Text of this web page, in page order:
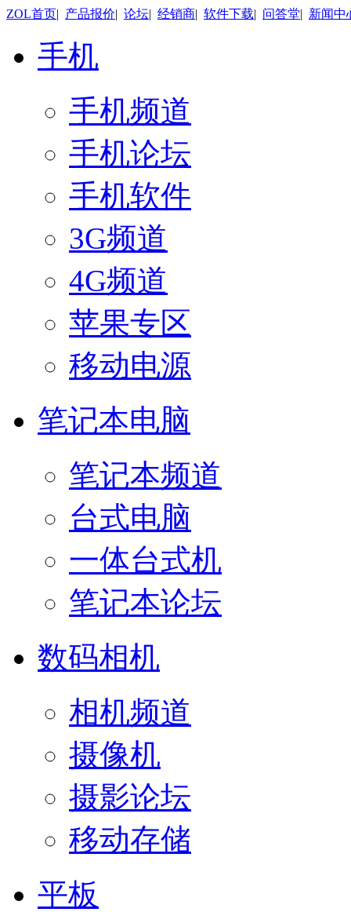
ZOL首页| 产品报价| 论坛| 经销商| 软件下载| 问答堂| 新闻中
手机
手机频道
手机论坛
手机软件
3G频道
4G频道
苹果专区
移动电源
笔记本电脑
笔记本频道
台式电脑
一体台式机
笔记本论坛
数码相机
相机频道
摄像机
摄影论坛
移动存储
平板